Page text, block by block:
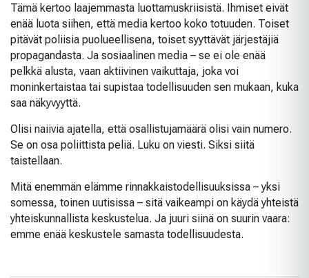
Tämä kertoo laajemmasta luottamuskriisistä. Ihmiset eivät
enää luota siihen, että media kertoo koko totuuden. Toiset
pitävät poliisia puolueellisena, toiset syyttävät järjestäjiä
propagandasta. Ja sosiaalinen media – se ei ole enää
pelkkä alusta, vaan aktiivinen vaikuttaja, joka voi
moninkertaistaa tai supistaa todellisuuden sen mukaan, kuka
saa näkyvyyttä.
Olisi naiivia ajatella, että osallistujamäärä olisi vain numero.
Se on osa poliittista peliä. Luku on viesti. Siksi siitä
taistellaan.
Mitä enemmän elämme rinnakkaistodellisuuksissa – yksi
somessa, toinen uutisissa – sitä vaikeampi on käydä yhteistä
yhteiskunnallista keskustelua. Ja juuri siinä on suurin vaara:
emme enää keskustele samasta todellisuudesta.